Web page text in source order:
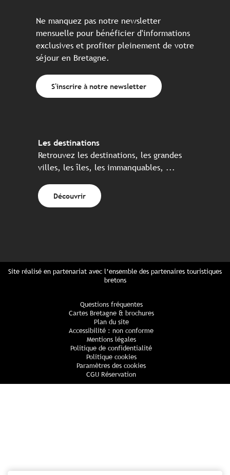
Ne manquez pas notre newsletter
mensuelle pour bénéficier d'informations
exclusives et profiter pleinement de votre
séjour en Bretagne.
S'inscrire à notre newsletter
Les destinations
Retrouvez les destinations, les grandes
villes, les îles, les immanquables, ...
Découvrir
Site réalisé en partenariat avec l’ensemble des partenaires touristiques
bretons
Questions fréquentes
Cartes Bretagne & brochures
Plan du site
Accessibilité : non conforme
Mentions légales
Politique de confidentialité
Politique cookies
Paramètres des cookies
CGU Réservation